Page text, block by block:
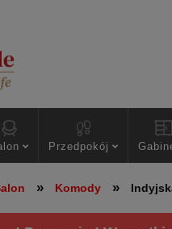
Przedpokój
» Komody »